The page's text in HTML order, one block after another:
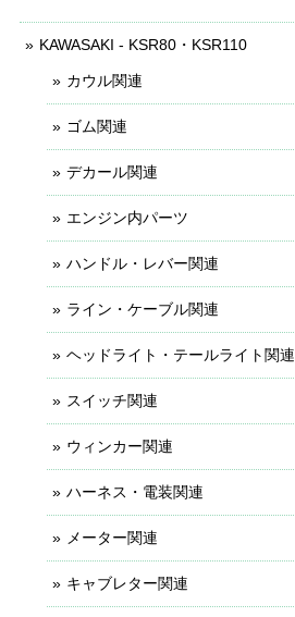
KAWASAKI - KSR80・KSR110
カウル関連
ゴム関連
デカール関連
エンジン内パーツ
ハンドル・レバー関連
ライン・ケーブル関連
ヘッドライト・テールライト関連
スイッチ関連
ウィンカー関連
ハーネス・電装関連
メーター関連
キャブレター関連